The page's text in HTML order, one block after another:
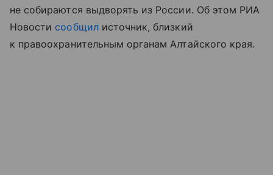
не собираются выдворять из России. Об этом РИА
Новости сообщилисточник, близкий
к правоохранительным органам Алтайского края.